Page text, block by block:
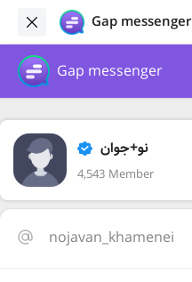
Gap messenger
Gap messenger
نو+جوان
4,543 Member
nojavan_khamenei